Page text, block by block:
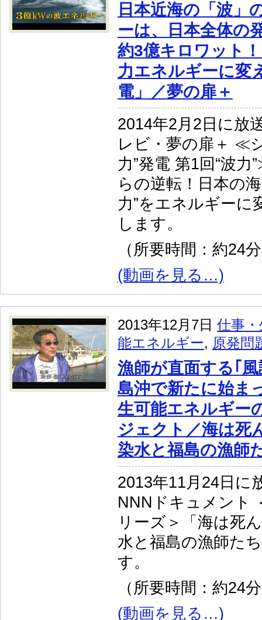
日本近海の「波」
ーは、日本全体の
約3億キロワット
力エネルギーに変
電」／夢の扉＋
2014年2月2日に放
レビ・夢の扉＋ ≪
力”発電 第1回“波
らの逆転！日本の
力”をエネルギーに
します。
（所要時間：約24
(動画を見る…)
2013年12月7日 仕事
能エネルギー, 原発問
漁師が直面する｢
島沖で新たに始ま
生可能エネルギー
ジェクト／海は
染水と福島の漁師
2013年11月24日に
NNNドキュメント
リーズ＞「海は死
水と福島の漁師た
す。
（所要時間：約24
(動画を見る…)